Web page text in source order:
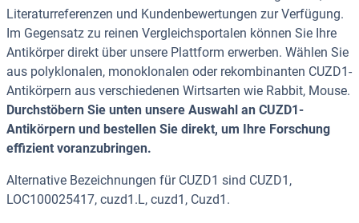
Literaturreferenzen und Kundenbewertungen zur Verfügung.
Im Gegensatz zu reinen Vergleichsportalen können Sie Ihre
Antikörper direkt über unsere Plattform erwerben. Wählen Sie
aus polyklonalen, monoklonalen oder rekombinanten CUZD1-
Antikörpern aus verschiedenen Wirtsarten wie Rabbit, Mouse.
Durchstöbern Sie unten unsere Auswahl an CUZD1-
Antikörpern und bestellen Sie direkt, um Ihre Forschung
effizient voranzubringen.
Alternative Bezeichnungen für CUZD1 sind CUZD1,
LOC100025417, cuzd1.L, cuzd1, Cuzd1.